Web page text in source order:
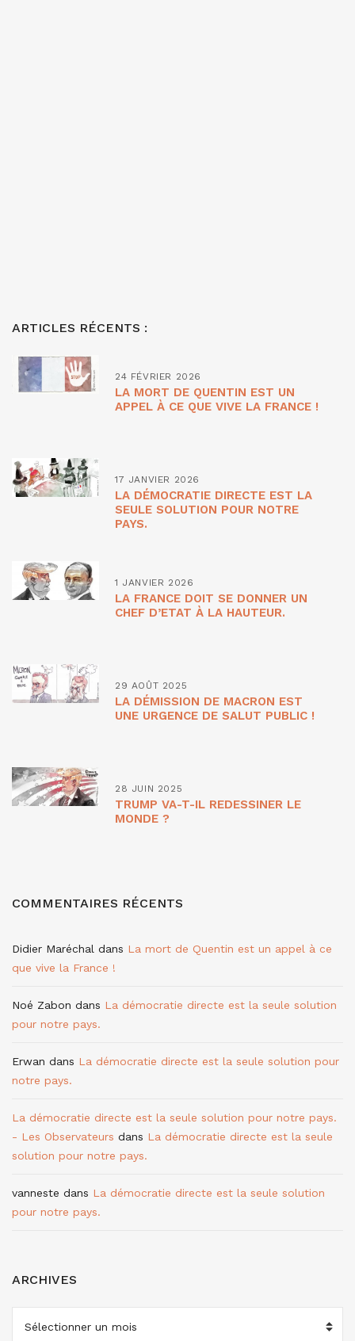
ARTICLES RÉCENTS :
24 FÉVRIER 2026
LA MORT DE QUENTIN EST UN
APPEL À CE QUE VIVE LA FRANCE !
17 JANVIER 2026
LA DÉMOCRATIE DIRECTE EST LA
SEULE SOLUTION POUR NOTRE
PAYS.
1 JANVIER 2026
LA FRANCE DOIT SE DONNER UN
CHEF D’ETAT À LA HAUTEUR.
29 AOÛT 2025
LA DÉMISSION DE MACRON EST
UNE URGENCE DE SALUT PUBLIC !
28 JUIN 2025
TRUMP VA-T-IL REDESSINER LE
MONDE ?
COMMENTAIRES RÉCENTS
Didier Maréchal dans La mort de Quentin est un appel à ce
que vive la France !
Noé Zabon dans La démocratie directe est la seule solution
pour notre pays.
Erwan dans La démocratie directe est la seule solution pour
notre pays.
La démocratie directe est la seule solution pour notre pays.
- Les Observateurs dans La démocratie directe est la seule
solution pour notre pays.
vanneste dans La démocratie directe est la seule solution
pour notre pays.
ARCHIVES
ARCHIVES